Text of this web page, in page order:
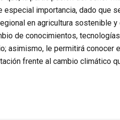
importancia, dado que
en agricultura sostenible
de conocimientos,
asimismo, le permitirá
frente al cambio climático